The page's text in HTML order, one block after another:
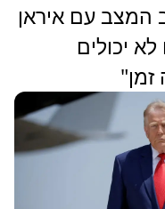
המצב עם איראן
יכולים